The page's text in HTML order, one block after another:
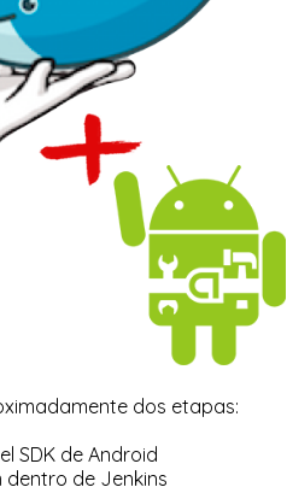
dos etapas:
SDK de Android
de Jenkins